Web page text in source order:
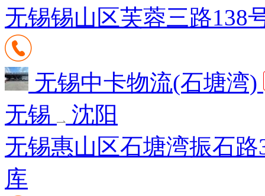
无锡锡山区芙蓉三路138
无锡中卡物流(石塘湾)
无锡
沈阳
无锡惠山区石塘湾振石
库